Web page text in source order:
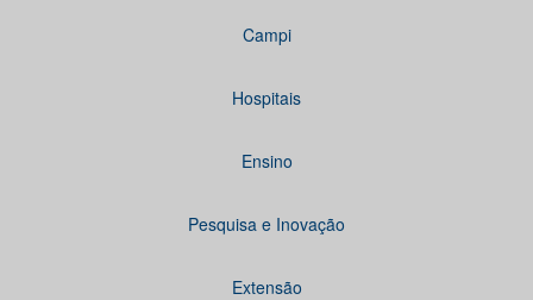
Campi
Hospitais
Ensino
Pesquisa e Inovação
Extensão